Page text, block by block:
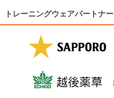
トレーニングウェアパートナー